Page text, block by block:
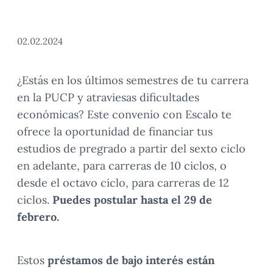
02.02.2024
¿Estás en los últimos semestres de tu carrera
en la PUCP y atraviesas dificultades
económicas? Este convenio con Escalo te
ofrece la oportunidad de financiar tus
estudios de pregrado a partir del sexto ciclo
en adelante, para carreras de 10 ciclos, o
desde el octavo ciclo, para carreras de 12
ciclos. Puedes postular hasta el 29 de
febrero.
Estos préstamos de bajo interés están